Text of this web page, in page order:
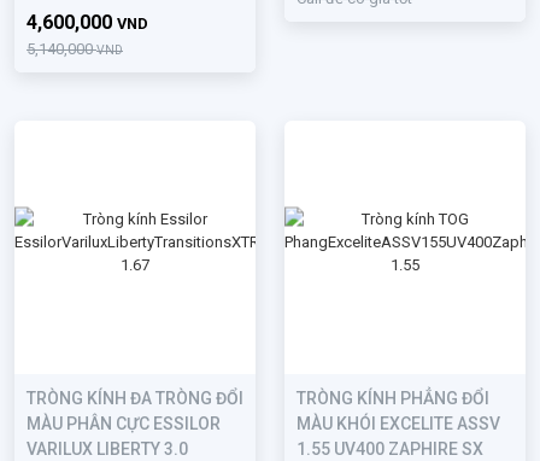
5,140,000VND
4,600,000 VND
TRÒNG KÍNH ĐA TRÒNG ĐỔI
MÀU PHÂN CỰC ESSILOR
VARILUX LIBERTY 3.0
TRÒNG KÍNH PHẲNG ĐỔI
MÀU KHÓI EXCELITE ASSV
1.55 UV400 ZAPHIRE SX